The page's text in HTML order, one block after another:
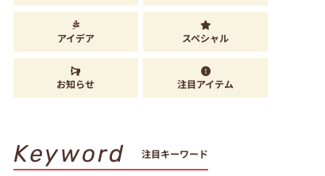
アイデア スペシャル
お知らせ 注目アイテム
Keyword 注目キーワード